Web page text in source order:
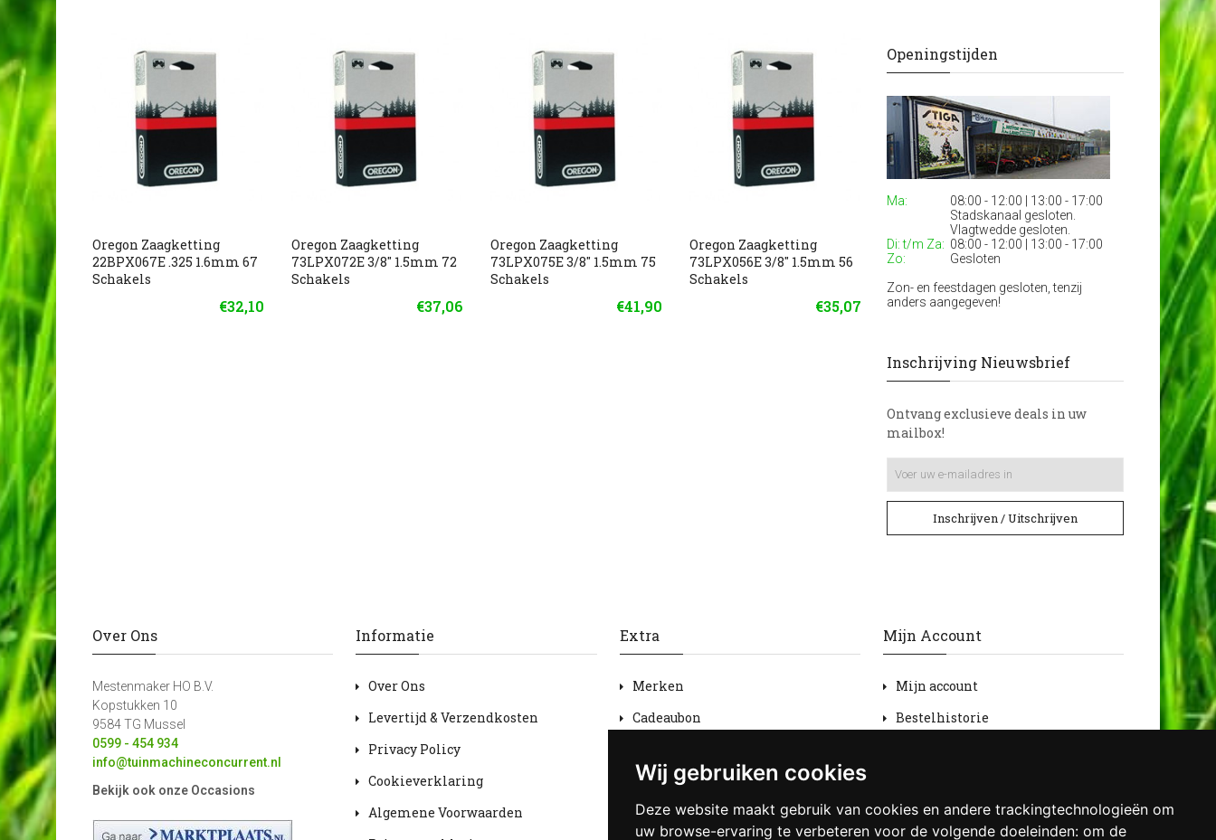
Wij gebruiken cookies
Deze website maakt gebruik van cookies en andere trackingtechnologieën om
uw browse-ervaring te verbeteren voor de volgende doeleinden: om de
Oregon Zaagketting
22BPX067E .325 1.6mm 67
Schakels
€32,10
Oregon Zaagketting
73LPX072E 3/8" 1.5mm 72
Schakels
€37,06
Oregon Zaagketting
73LPX075E 3/8" 1.5mm 75
Schakels
€41,90
Oregon Zaagketting
73LPX056E 3/8" 1.5mm 56
Schakels
€35,07
Openingstijden
Ma:
08:00 - 12:00 | 13:00 - 17:00
Stadskanaal gesloten.
Vlagtwedde gesloten.
Di: t/m Za: 08:00 - 12:00 | 13:00 - 17:00
Zo:
Gesloten
Zon- en feestdagen gesloten, tenzij
anders aangegeven!
Inschrijving Nieuwsbrief
Ontvang exclusieve deals in uw
mailbox!
Inschrijven / Uitschrijven
Over Ons
Mestenmaker HO B.V.
Kopstukken 10
9584 TG Mussel
0599 - 454 934
info@tuinmachineconcurrent.nl
Bekijk ook onze Occasions
Informatie
Over Ons
Levertijd & Verzendkosten
Privacy Policy
Cookieverklaring
Algemene Voorwaarden
Extra
Merken
Cadeaubon
Sitemap
Mijn Account
Mijn account
Bestelhistorie
Nieuwsbrief